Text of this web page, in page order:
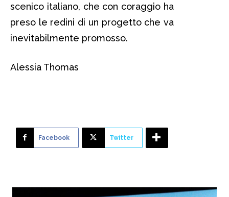
scenico italiano, che con coraggio ha
preso le redini di un progetto che va
inevitabilmente promosso.
Alessia Thomas
Facebook Twitter